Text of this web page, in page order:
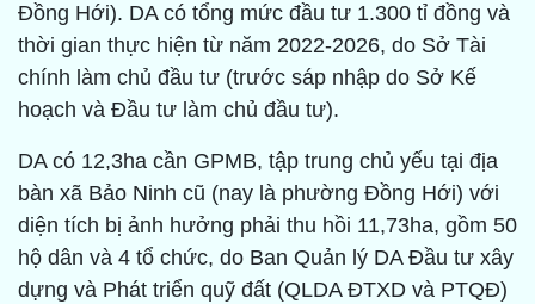
Đồng Hới). DA có tổng mức đầu tư 1.300 tỉ đồng và
thời gian thực hiện từ năm 2022-2026, do Sở Tài
chính làm chủ đầu tư (trước sáp nhập do Sở Kế
hoạch và Đầu tư làm chủ đầu tư).
DA có 12,3ha cần GPMB, tập trung chủ yếu tại địa
bàn xã Bảo Ninh cũ (nay là phường Đồng Hới) với
diện tích bị ảnh hưởng phải thu hồi 11,73ha, gồm 50
hộ dân và 4 tổ chức, do Ban Quản lý DA Đầu tư xây
dựng và Phát triển quỹ đất (QLDA ĐTXD và PTQĐ)